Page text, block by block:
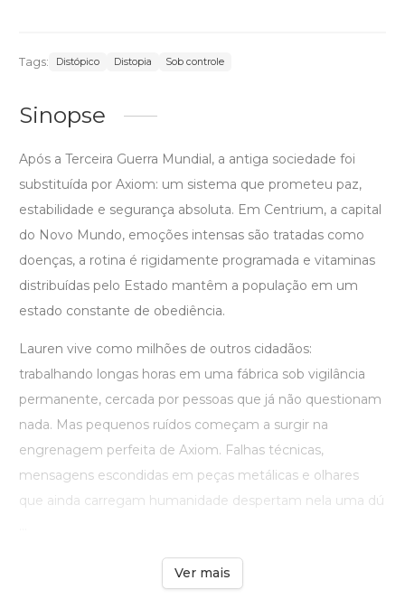
Tags: Distópico Distopia Sob controle
Sinopse
Após a Terceira Guerra Mundial, a antiga sociedade foi
substituída por Axiom: um sistema que prometeu paz,
estabilidade e segurança absoluta. Em Centrium, a capital
do Novo Mundo, emoções intensas são tratadas como
doenças, a rotina é rigidamente programada e vitaminas
distribuídas pelo Estado mantêm a população em um
estado constante de obediência.
Lauren vive como milhões de outros cidadãos:
trabalhando longas horas em uma fábrica sob vigilância
permanente, cercada por pessoas que já não questionam
nada. Mas pequenos ruídos começam a surgir na
engrenagem perfeita de Axiom. Falhas técnicas,
mensagens escondidas em peças metálicas e olhares
que ainda carregam humanidade despertam nela uma dú
Ver mais